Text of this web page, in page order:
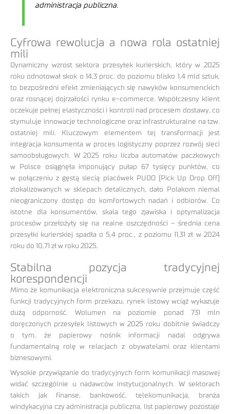
administracja publiczna.
Cyfrowa rewolucja a nowa rola ostatniej
mili
Dynamiczny wzrost sektora przesyłek kurierskich, który w 2025
roku odnotował skok o 14,3 proc. do poziomu blisko 1,4 mld sztuk,
to bezpośredni efekt zmieniających się nawyków konsumenckich
oraz rosnącej dojrzałości rynku e-commerce. Współczesny klient
oczekuje pełnej elastyczności i kontroli nad procesem dostawy, co
stymuluje innowacje technologiczne oraz infrastrukturalne na tzw.
ostatniej mili. Kluczowym elementem tej transformacji jest
integracja konsumenta w proces logistyczny poprzez rozwój sieci
samoobsługowych. W 2025 roku liczba automatów paczkowych
w Polsce osiągnęła imponujący pułap 67 tysięcy punktów, co
w połączeniu z gęstą siecią placówek PUDO (Pick Up Drop Off)
zlokalizowanych w sklepach detalicznych, dało Polakom niemal
nieograniczony dostęp do komfortowych nadań i odbiorów. Co
istotne dla konsumentów, skala tego zjawiska i optymalizacja
procesów przełożyły się na realne oszczędności – średnia cena
przesyłki kurierskiej spadła o 5,4 proc., z poziomu 11,31 zł w 2024
roku do 10,71 zł w roku 2025.
Stabilna pozycja tradycyjnej
korespondencji
Mimo że komunikacja elektroniczna sukcesywnie przejmuje część
funkcji tradycyjnych form przekazu, rynek listowy wciąż wykazuje
dużą odporność. Wolumen na poziomie ponad 731 mln
doręczonych przesyłek listowych w 2025 roku dobitnie świadczy
o tym, że papierowy nośnik informacji nadal odgrywa
fundamentalną rolę w relacjach z obywatelami oraz klientami
biznesowymi.
Wysokie przywiązanie do tradycyjnych form komunikacji masowej
widać szczególnie u nadawców instytucjonalnych. W sektorach
takich jak finanse, bankowość, telekomunikacja, branża
windykacyjna czy administracja publiczna, list papierowy pozostaje